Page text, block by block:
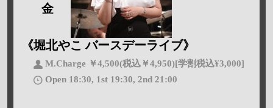
金
《堀北やこ バースデーライブ》
M.Charge ￥4,500(税込￥4,950)[学割税込¥3,000]
Open 18:30, 1st 19:30, 2nd 21:00